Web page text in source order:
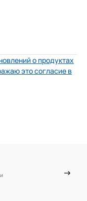
о продуктах
это согласие в